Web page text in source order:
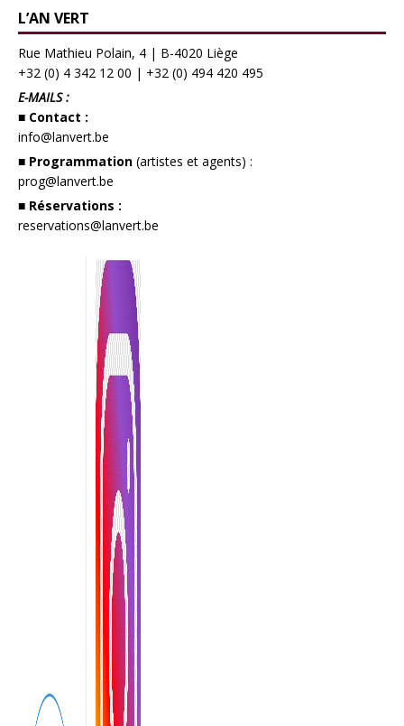
L’AN VERT
Rue Mathieu Polain, 4 | B-4020 Liège
+32 (0) 4 342 12 00 | +32 (0) 494 420 495
E-MAILS :
■ Contact :
info@lanvert.be
■ Programmation (artistes et agents) :
prog@lanvert.be
■ Réservations :
reservations@lanvert.be